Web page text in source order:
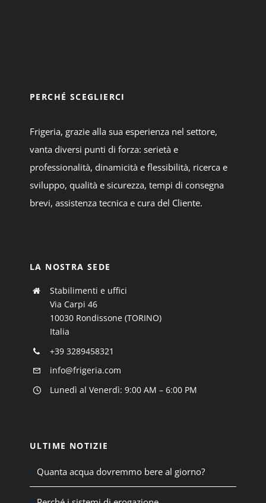
PERCHÉ SCEGLIERCI
Frigeria, grazie alla sua esperienza nel settore,
vanta diversi punti di forza: serietà e
professionalità, dinamicità e flessibilità, ricerca e
sviluppo, qualità e sicurezza, tempi di consegna
brevi, assistenza tecnica e cura del Cliente.
LA NOSTRA SEDE
Stabilimenti e uffici
Via Carpi 46
10030 Rondissone (TORINO)
Italia
+39 3289458321
info@frigeria.com
Lunedì al Venerdì: 9:00 AM – 6:00 PM
ULTIME NOTIZIE
Quanta acqua dovremmo bere al giorno?